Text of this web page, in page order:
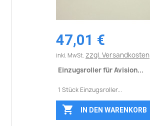
47,01 €
inkl. MwSt. zzgl. Versandkosten
Einzugsroller für Avision...
1 Stück Einzugsroller...
 IN DEN WARENKORB